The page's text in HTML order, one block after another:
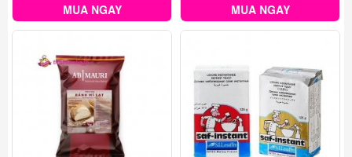
MUA NGAY MUA NGAY